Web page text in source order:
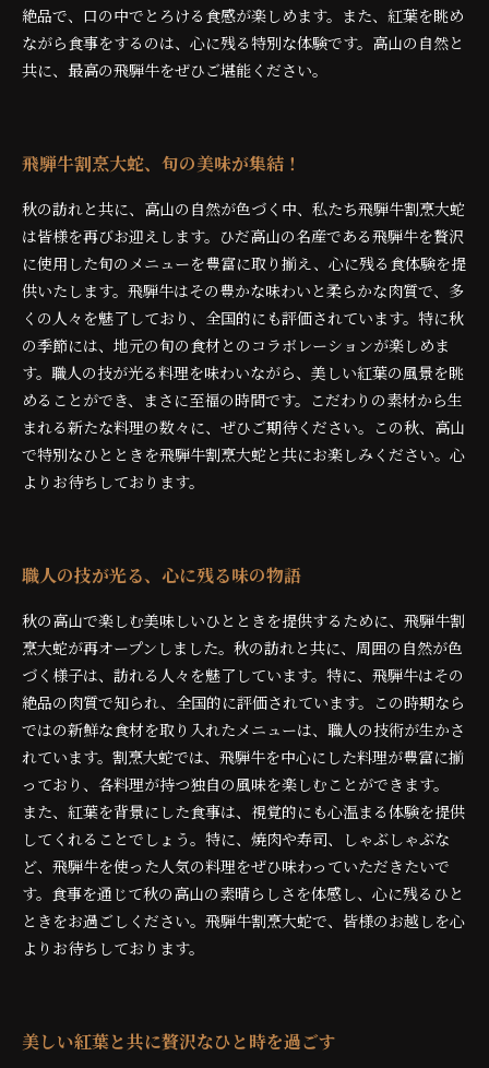
絶品で、口の中でとろける食感が楽しめます。また、紅葉を眺め
ながら食事をするのは、心に残る特別な体験です。高山の自然と
共に、最高の飛騨牛をぜひご堪能ください。
飛騨牛割烹大蛇、旬の美味が集結！
秋の訪れと共に、高山の自然が色づく中、私たち飛騨牛割烹大蛇
は皆様を再びお迎えします。ひだ高山の名産である飛騨牛を贅沢
に使用した旬のメニューを豊富に取り揃え、心に残る食体験を提
供いたします。飛騨牛はその豊かな味わいと柔らかな肉質で、多
くの人々を魅了しており、全国的にも評価されています。特に秋
の季節には、地元の旬の食材とのコラボレーションが楽しめま
す。職人の技が光る料理を味わいながら、美しい紅葉の風景を眺
めることができ、まさに至福の時間です。こだわりの素材から生
まれる新たな料理の数々に、ぜひご期待ください。この秋、高山
で特別なひとときを飛騨牛割烹大蛇と共にお楽しみください。心
よりお待ちしております。
職人の技が光る、心に残る味の物語
秋の高山で楽しむ美味しいひとときを提供するために、飛騨牛割
烹大蛇が再オープンしました。秋の訪れと共に、周囲の自然が色
づく様子は、訪れる人々を魅了しています。特に、飛騨牛はその
絶品の肉質で知られ、全国的に評価されています。この時期なら
ではの新鮮な食材を取り入れたメニューは、職人の技術が生かさ
れています。割烹大蛇では、飛騨牛を中心にした料理が豊富に揃
っており、各料理が持つ独自の風味を楽しむことができます。
また、紅葉を背景にした食事は、視覚的にも心温まる体験を提供
してくれることでしょう。特に、焼肉や寿司、しゃぶしゃぶな
ど、飛騨牛を使った人気の料理をぜひ味わっていただきたいで
す。食事を通じて秋の高山の素晴らしさを体感し、心に残るひと
ときをお過ごしください。飛騨牛割烹大蛇で、皆様のお越しを心
よりお待ちしております。
美しい紅葉と共に贅沢なひと時を過ごす